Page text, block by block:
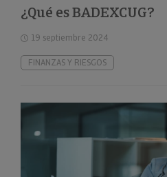
¿Qué es BADEXCUG?
19 septiembre 2024
FINANZAS Y RIESGOS